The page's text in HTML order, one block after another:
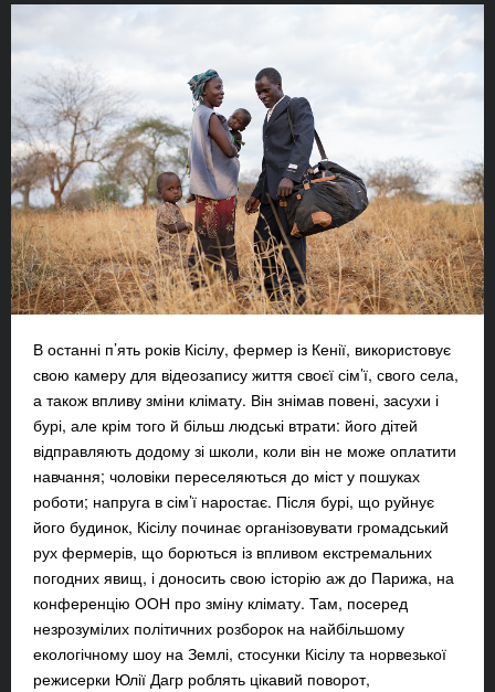
В останні п’ять років Кісілу, фермер із Кенії, використовує
свою камеру для відеозапису життя своєї сім’ї, свого села,
а також впливу зміни клімату. Він знімав повені, засухи і
бурі, але крім того й більш людські втрати: його дітей
відправляють додому зі школи, коли він не може оплатити
навчання; чоловіки переселяються до міст у пошуках
роботи; напруга в сім’ї наростає. Після бурі, що руйнує
його будинок, Кісілу починає організовувати громадський
рух фермерів, що борються із впливом екстремальних
погодних явищ, і доносить свою історію аж до Парижа, на
конференцію ООН про зміну клімату. Там, посеред
незрозумілих політичних розборок на найбільшому
екологічному шоу на Землі, стосунки Кісілу та норвезької
режисерки Юлії Дагр роблять цікавий поворот,